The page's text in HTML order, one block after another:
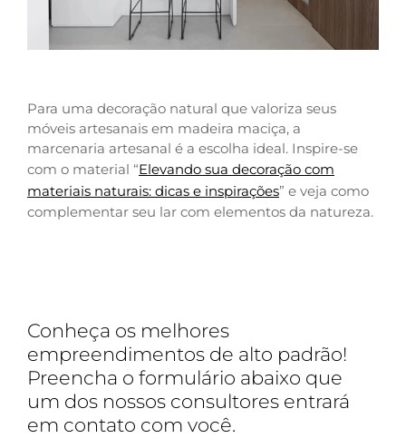
Para uma decoração natural que valoriza seus
móveis artesanais em madeira maciça, a
marcenaria artesanal é a escolha ideal. Inspire-se
com o material “Elevando sua decoração com
materiais naturais: dicas e inspirações” e veja como
complementar seu lar com elementos da natureza.
Conheça os melhores
empreendimentos de alto padrão!
Preencha o formulário abaixo que
um dos nossos consultores entrará
em contato com você.